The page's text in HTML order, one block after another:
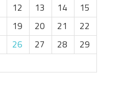
12 13 14
15
19 20 21
22
26 27 28
29